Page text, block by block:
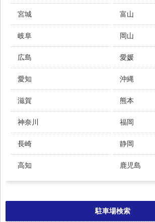
宮城 富山
岐阜 岡山
広島 愛媛
愛知 沖縄
滋賀 熊本
神奈川 福岡
長崎 静岡
高知 鹿児島
駐車場検索